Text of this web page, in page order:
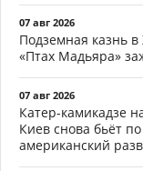
07 авг 2026
Подземная казнь
«Птах Мадьяра»
07 авг 2026
Катер-камикадзе
Киев снова бьёт
американский